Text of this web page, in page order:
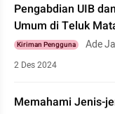
Pengabdian UIB
Umum di Teluk
Kiriman Pengguna Ade
2 Des 2024
Memahami Jenis-